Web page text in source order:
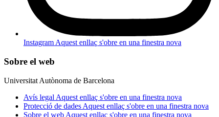
InstagramAquest enllaç s'obre en una finestra nova
Sobre el web
Universitat Autònoma de Barcelona
Avís legal Aquest enllaç s'obre en una finestra nova
Protecció de dades Aquest enllaç s'obre en una finestra nova
Sobre el web Aquest enllaç s'obre en una finestra nova